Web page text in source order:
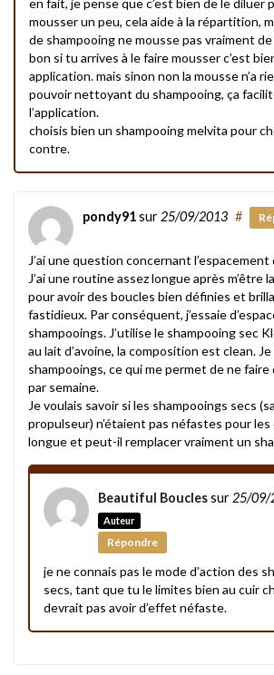
mousser un peu, cela aide à la répartition,
de shampooing ne mousse pas vraiment
bon si tu arrives à le faire mousser c’est
application. mais sinon non la mousse n’a
pouvoir nettoyant du shampooing, ça
l’application.
choisis bien un shampooing melvita pour
contre.
pondy91sur 25/09/2013 #
J’ai une question concernant
J’ai une routine assez longue après m’être
pour avoir des boucles bien définies et
fastidieux. Par conséquent, j’essaie
shampooings. J’utilise le shampooing sec
au lait d’avoine, la composition est clean.
shampooings, ce qui me permet de ne faire
par semaine.
Je voulais savoir si les shampooings secs
propulseur) n’étaient pas néfastes pour les
longue et peut-il remplacer vraiment un
Beautiful Bouclessur 25/09/
Auteur
Répondre
je ne connais pas le mode d’action des
secs, tant que tu le limites bien au cuir
devrait pas avoir d’effet néfaste.